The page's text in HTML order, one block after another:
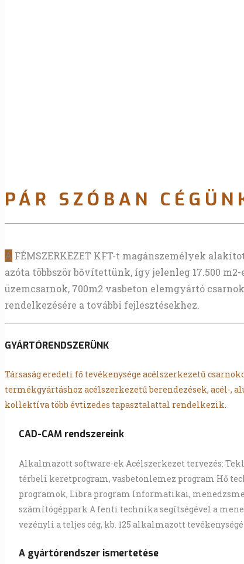
PÁR SZÓBAN
A FÉMSZERKEZET KFT-t magánszemélyek
azóta többször bővítettünk, így jelenleg 17.500
üzemcsarnok, 700m2 vasbeton elemgyártó
rendelkezésére a további fejlesztésekhez.
GYÁRTÓRENDSZERÜNK
Társaság eredeti fő tevékenysége acélszerkezetű
termékgyártáshoz acélszerkezetű berendezések, acél-,
kollektíva több évtizedes tapasztalattal rendelkezik.
CAD-CAM rendszereink
Alkalmazott software-ek Acélszerkezet tervezés:
térbeli keretprogram, vasbetonlemez program Hő
programok, Libra program Informatikai,
számítógéppark A fenti technika segítségével a
vezényli a teljes cég, kb. 125 alkalmazott
A gyártórendszer ismertetése